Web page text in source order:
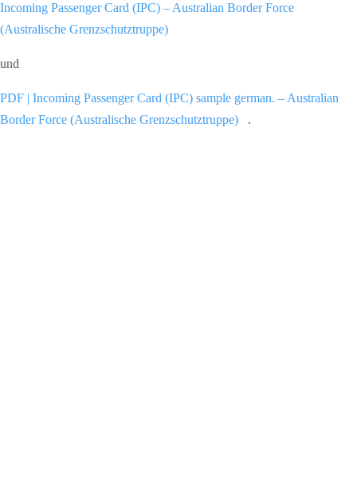
Incoming Passenger Card (IPC) – Australian Border Force
(Australische Grenzschutztruppe)
und
PDF | Incoming Passenger Card (IPC) sample german. – Australian
Border Force (Australische Grenzschutztruppe)
.